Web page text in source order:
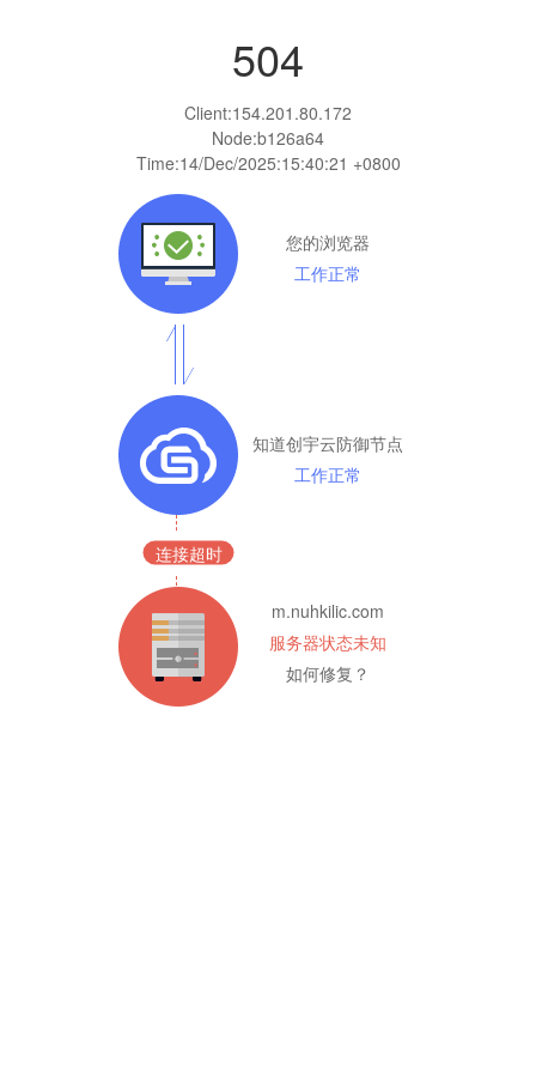
504
Client:154.201.80.172
Node:b126a64
Time:14/Dec/2025:15:40:21 +0800
您的浏览器
工作正常
知道创宇云防御节点
工作正常
连接超时
m.nuhkilic.com
服务器状态未知
如何修复？